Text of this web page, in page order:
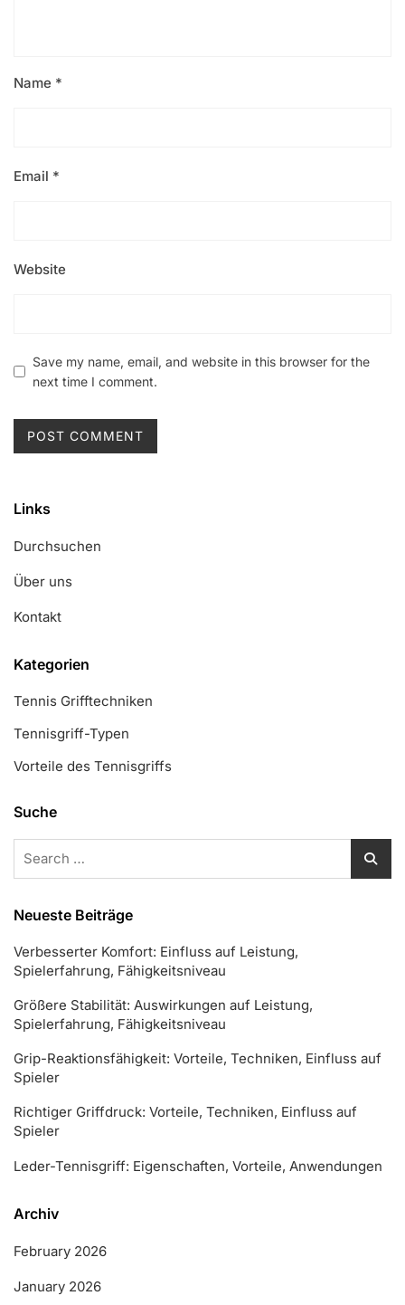
Name *
Email *
Website
Save my name, email, and website in this browser for the
next time I comment.
Links
Durchsuchen
Über uns
Kontakt
Kategorien
Tennis Grifftechniken
Tennisgriff-Typen
Vorteile des Tennisgriffs
Suche
Neueste Beiträge
Verbesserter Komfort: Einfluss auf Leistung,
Spielerfahrung, Fähigkeitsniveau
Größere Stabilität: Auswirkungen auf Leistung,
Spielerfahrung, Fähigkeitsniveau
Grip-Reaktionsfähigkeit: Vorteile, Techniken, Einfluss auf
Spieler
Richtiger Griffdruck: Vorteile, Techniken, Einfluss auf
Spieler
Leder-Tennisgriff: Eigenschaften, Vorteile, Anwendungen
Archiv
February 2026
January 2026